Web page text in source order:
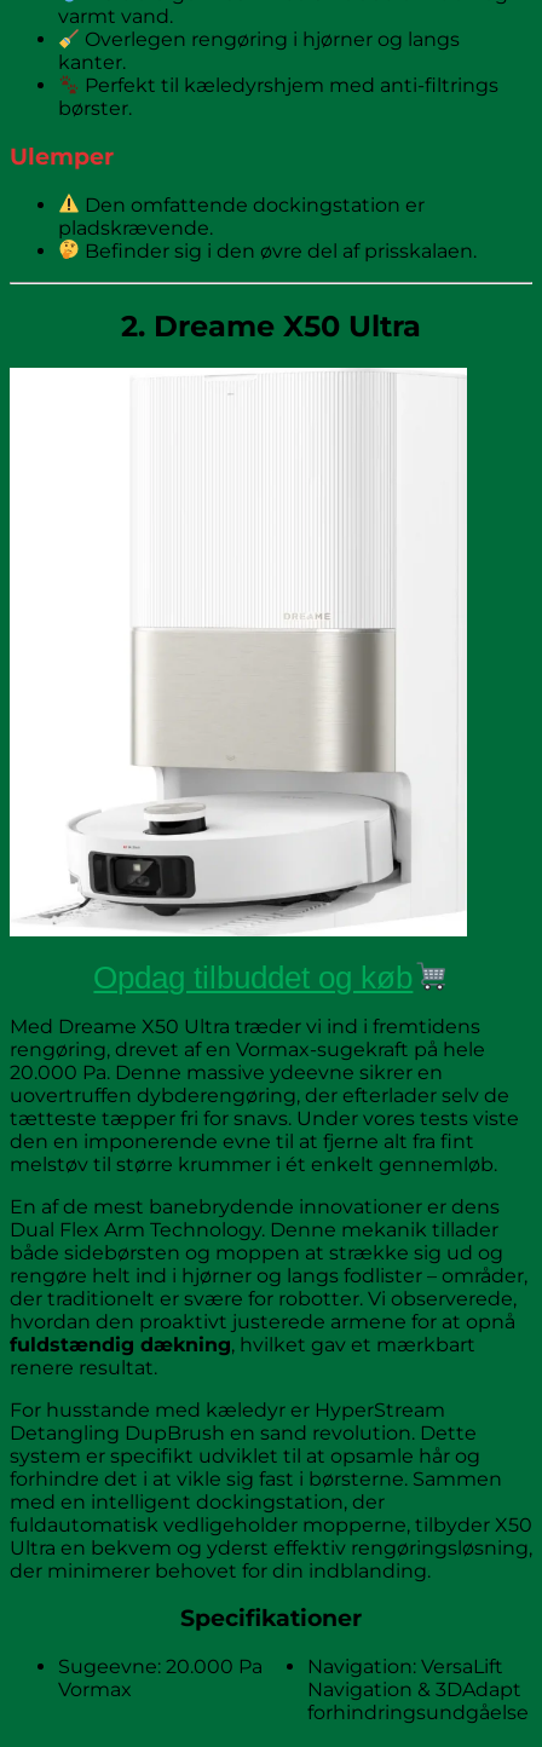
varmt vand.
Overlegen rengøring i hjørner og langs
kanter.
Perfekt til kæledyrshjem med anti-filtrings
børster.
Ulemper
Den omfattende dockingstation er
pladskrævende.
Befinder sig i den øvre del af prisskalaen.
2. Dreame X50 Ultra
Opdag tilbuddet og køb
Med Dreame X50 Ultra træder vi ind i fremtidens
rengøring, drevet af en Vormax-sugekraft på hele
20.000 Pa. Denne massive ydeevne sikrer en
uovertruffen dybderengøring, der efterlader selv de
tætteste tæpper fri for snavs. Under vores tests viste
den en imponerende evne til at fjerne alt fra fint
melstøv til større krummer i ét enkelt gennemløb.
En af de mest banebrydende innovationer er dens
Dual Flex Arm Technology. Denne mekanik tillader
både sidebørsten og moppen at strække sig ud og
rengøre helt ind i hjørner og langs fodlister – områder,
der traditionelt er svære for robotter. Vi observerede,
hvordan den proaktivt justerede armene for at opnå
fuldstændig dækning, hvilket gav et mærkbart
renere resultat.
For husstande med kæledyr er HyperStream
Detangling DupBrush en sand revolution. Dette
system er specifikt udviklet til at opsamle hår og
forhindre det i at vikle sig fast i børsterne. Sammen
med en intelligent dockingstation, der
fuldautomatisk vedligeholder mopperne, tilbyder X50
Ultra en bekvem og yderst effektiv rengøringsløsning,
der minimerer behovet for din indblanding.
Specifikationer
Sugeevne: 20.000 Pa
Vormax
Navigation: VersaLift
Navigation & 3DAdapt
forhindringsundgåelse